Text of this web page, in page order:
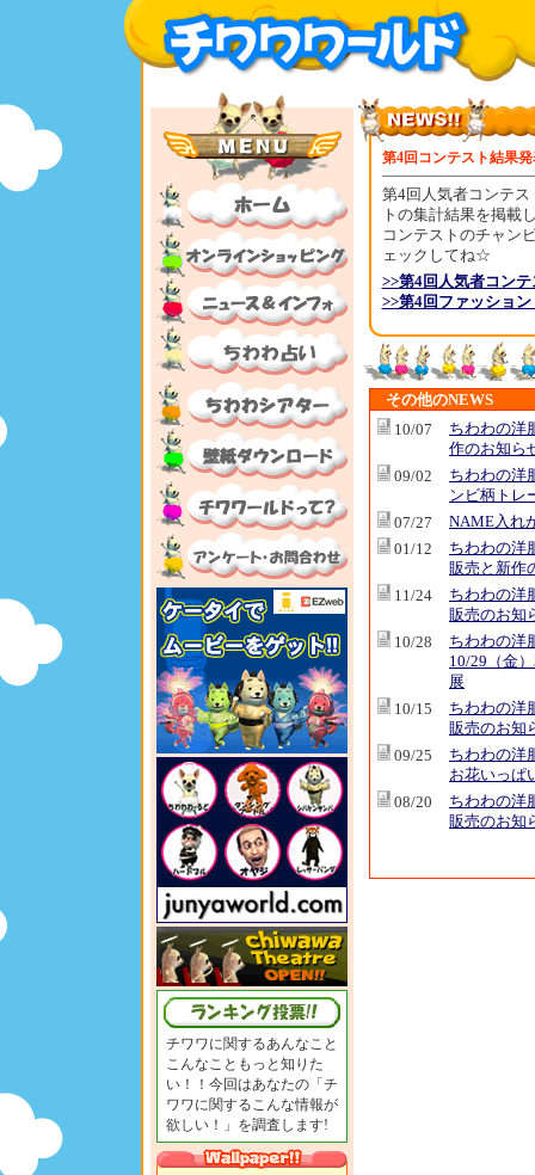
チワワに関するあんなこと
こんなこともっと知りた
い！！今回はあなたの「チ
ワワに関するこんな情報が
欲しい！」を調査します!
第4回コンテスト結果
第4回人気者コンテ
トの集計結果を掲載
コンテストのチャン
ェックしてね☆
>>第4回人気者コン
>>第4回ファッショ
その他のNEWS
10/07
ちわわの洋
作のお知ら
09/02
ちわわの洋
ンビ柄トレ
07/27
NAME入れ
01/12
ちわわの洋
販売と新作
11/24
ちわわの洋
販売のお知
10/28
ちわわの
10/29（金
展
10/15
ちわわの洋
販売のお知
09/25
ちわわの
お花いっぱ
08/20
ちわわの洋
販売のお知